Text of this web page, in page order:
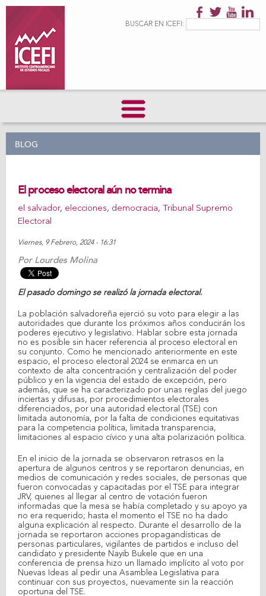
principalFormulario de
BUSCAR EN ICEFI:
BLOG
El proceso electoral aún no termina
el salvador, elecciones, democracia, Tribunal Supremo
Electoral
Viernes, 9 Febrero, 2024 - 16:31
Por Lourdes Molina
El pasado domingo se realizó la jornada electoral.
La población salvadoreña ejerció su voto para elegir a las
autoridades que durante los próximos años conducirán los
poderes ejecutivo y legislativo. Hablar sobre esta jornada
no es posible sin hacer referencia al proceso electoral en
su conjunto. Como he mencionado anteriormente en este
espacio, el proceso electoral 2024 se enmarca en un
contexto de alta concentración y centralización del poder
público y en la vigencia del estado de excepción, pero
además, que se ha caracterizado por unas reglas del juego
inciertas y difusas, por procedimientos electorales
diferenciados, por una autoridad electoral (TSE) con
limitada autonomía, por la falta de condiciones equitativas
para la competencia política, limitada transparencia,
limitaciones al espacio cívico y una alta polarización política.
En el inicio de la jornada se observaron retrasos en la
apertura de algunos centros y se reportaron denuncias, en
medios de comunicación y redes sociales, de personas que
fueron convocadas y capacitadas por el TSE para integrar
JRV, quienes al llegar al centro de votación fueron
informadas que la mesa se había completado y su apoyo ya
no era requerido; hasta el momento el TSE no ha dado
alguna explicación al respecto. Durante el desarrollo de la
jornada se reportaron acciones propagandísticas de
personas particulares, vigilantes de partidos e incluso del
candidato y presidente Nayib Bukele que en una
conferencia de prensa hizo un llamado implícito al voto por
Nuevas Ideas al pedir una Asamblea Legislativa para
continuar con sus proyectos, nuevamente sin la reacción
oportuna del TSE.